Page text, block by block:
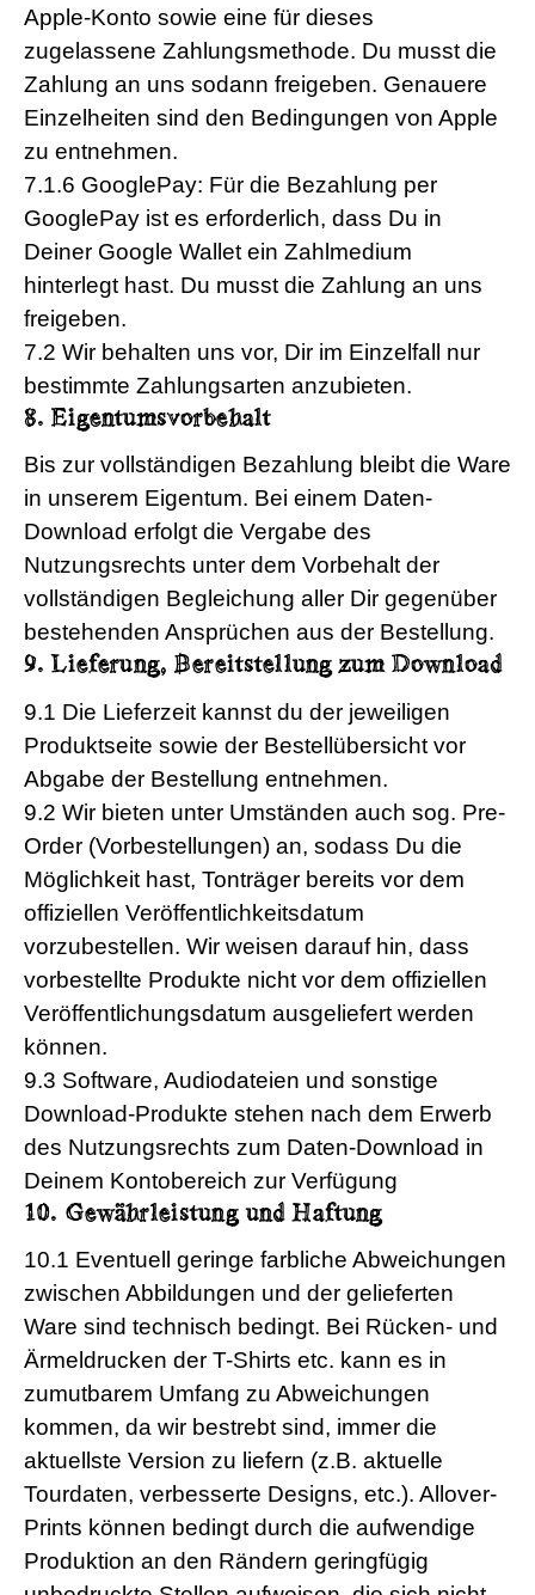
Apple-Konto sowie eine für dieses
zugelassene Zahlungsmethode. Du musst die
Zahlung an uns sodann freigeben. Genauere
Einzelheiten sind den Bedingungen von Apple
zu entnehmen.
7.1.6 GooglePay: Für die Bezahlung per
GooglePay ist es erforderlich, dass Du in
Deiner Google Wallet ein Zahlmedium
hinterlegt hast. Du musst die Zahlung an uns
freigeben.
7.2 Wir behalten uns vor, Dir im Einzelfall nur
bestimmte Zahlungsarten anzubieten.
8. Eigentumsvorbehalt
Bis zur vollständigen Bezahlung bleibt die Ware
in unserem Eigentum. Bei einem Daten-
Download erfolgt die Vergabe des
Nutzungsrechts unter dem Vorbehalt der
vollständigen Begleichung aller Dir gegenüber
bestehenden Ansprüchen aus der Bestellung.
9. Lieferung, Bereitstellung zum Download
9.1 Die Lieferzeit kannst du der jeweiligen
Produktseite sowie der Bestellübersicht vor
Abgabe der Bestellung entnehmen.
9.2 Wir bieten unter Umständen auch sog. Pre-
Order (Vorbestellungen) an, sodass Du die
Möglichkeit hast, Tonträger bereits vor dem
offiziellen Veröffentlichkeitsdatum
vorzubestellen. Wir weisen darauf hin, dass
vorbestellte Produkte nicht vor dem offiziellen
Veröffentlichungsdatum ausgeliefert werden
können.
9.3 Software, Audiodateien und sonstige
Download-Produkte stehen nach dem Erwerb
des Nutzungsrechts zum Daten-Download in
Deinem Kontobereich zur Verfügung
10. Gewährleistung und Haftung
10.1 Eventuell geringe farbliche Abweichungen
zwischen Abbildungen und der gelieferten
Ware sind technisch bedingt. Bei Rücken- und
Ärmeldrucken der T-Shirts etc. kann es in
zumutbarem Umfang zu Abweichungen
kommen, da wir bestrebt sind, immer die
aktuellste Version zu liefern (z.B. aktuelle
Tourdaten, verbesserte Designs, etc.). Allover-
Prints können bedingt durch die aufwendige
Produktion an den Rändern geringfügig